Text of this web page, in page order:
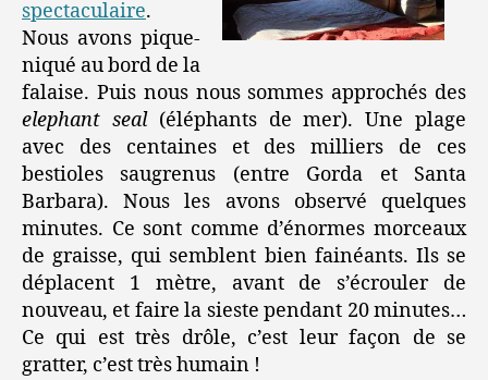
spectaculaire.
Nous avons pique-
niqué au bord de la
falaise. Puis nous nous sommes approchés des
elephant seal(éléphants de mer). Une plage
avec des centaines et des milliers de ces
bestioles saugrenus (entre Gorda et Santa
Barbara). Nous les avons observé quelques
minutes. Ce sont comme d’énormes morceaux
de graisse, qui semblent bien fainéants. Ils se
déplacent 1 mètre, avant de s’écrouler de
nouveau, et faire la sieste pendant 20 minutes…
Ce qui est très drôle, c’est leur façon de se
gratter, c’est très humain !